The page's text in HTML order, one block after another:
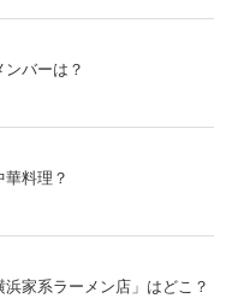
バーは？
料理？
家系ラーメン店」はどこ？